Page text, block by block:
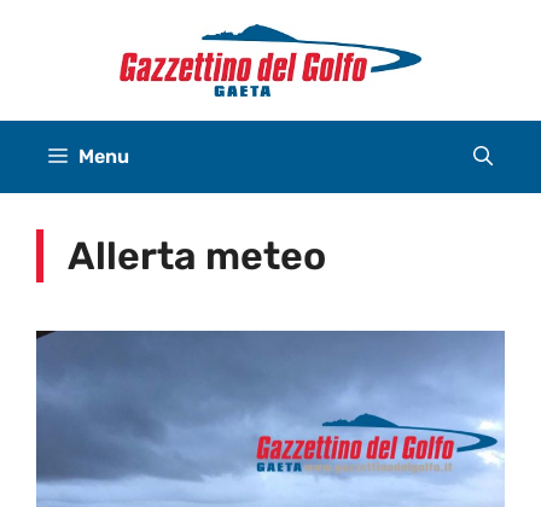
Menu
Allerta meteo